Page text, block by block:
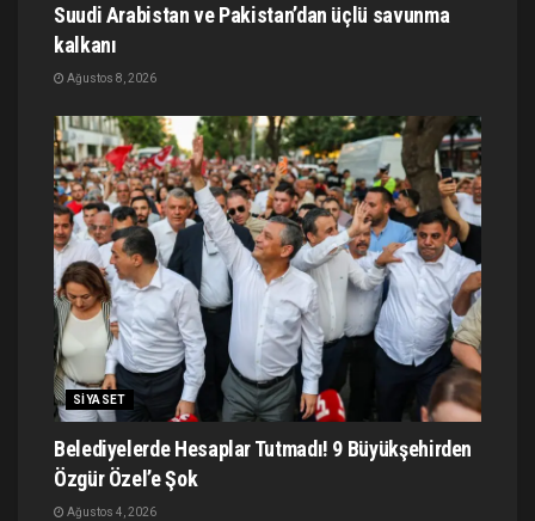
Suudi Arabistan ve Pakistan’dan üçlü savunma
kalkanı
Ağustos 8, 2026
SIYASET
Belediyelerde Hesaplar Tutmadı! 9 Büyükşehirden
Özgür Özel’e Şok
Ağustos 4, 2026